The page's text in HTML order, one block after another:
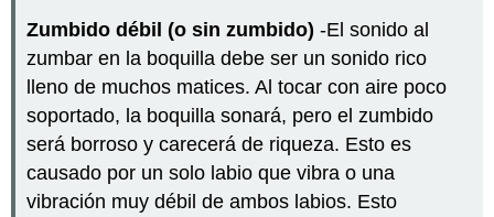
Zumbido débil (o sin zumbido) -El sonido al
zumbar en la boquilla debe ser un sonido rico
lleno de muchos matices. Al tocar con aire poco
soportado, la boquilla sonará, pero el zumbido
será borroso y carecerá de riqueza. Esto es
causado por un solo labio que vibra o una
vibración muy débil de ambos labios. Esto